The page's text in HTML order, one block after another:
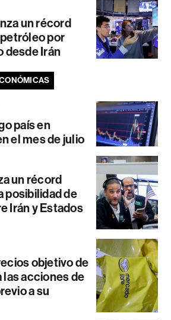
un récord
por
desde Irán
país en
el mes de julio
un récord
posibilidad de
Irán y Estados
objetivo de
las acciones de
a su